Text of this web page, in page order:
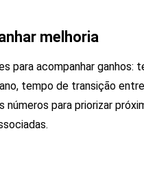
melhoria
para acompanhar
tempo de transição
números para priorizar